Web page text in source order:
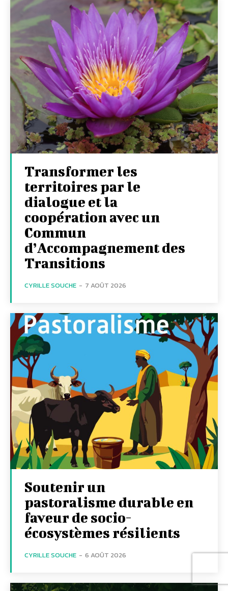
Transformer les
territoires par le
dialogue et la
coopération avec un
Commun
d’Accompagnement des
Transitions
CYRILLE SOUCHE - 7 AOÛT 2026
Soutenir un
pastoralisme durable en
faveur de socio-
écosystèmes résilients
CYRILLE SOUCHE - 6 AOÛT 2026